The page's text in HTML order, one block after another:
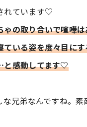
れています♡
ゃの取り合いで喧嘩
ている姿を度々目に
感動してます♡
しな兄弟なんですね。